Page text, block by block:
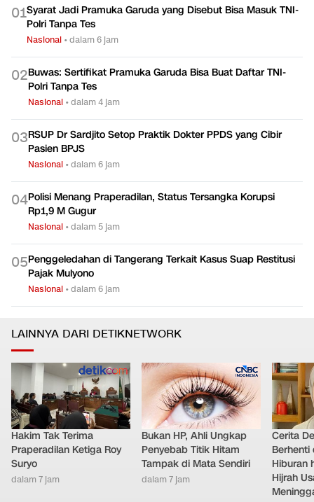
01Syarat Jadi Pramuka Garuda yang Disebut Bisa Masuk TNI-
Polri Tanpa Tes
Nasional •dalam 6 jam
02Buwas: Sertifikat Pramuka Garuda Bisa Buat Daftar TNI-
Polri Tanpa Tes
Nasional •dalam 4 jam
03RSUP Dr Sardjito Setop Praktik Dokter PPDS yang Cibir
Pasien BPJS
Nasional •dalam 6 jam
04Polisi Menang Praperadilan, Status Tersangka Korupsi
Rp1,9 M Gugur
Nasional •dalam 5 jam
05Penggeledahan di Tangerang Terkait Kasus Suap Restitusi
Pajak Mulyono
Nasional •dalam 6 jam
LAINNYA DARI DETIKNETWORK
Hakim Tak Terima
Praperadilan Ketiga Roy
Suryo
dalam 7 jam
Bukan HP, Ahli Ungkap
Penyebab Titik Hitam
Tampak di Mata Sendiri
dalam 7 jam
Cerita
Berhenti
Hiburan
Hijrah